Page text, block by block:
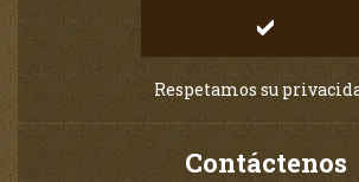
Respetamos su
Contáctenos